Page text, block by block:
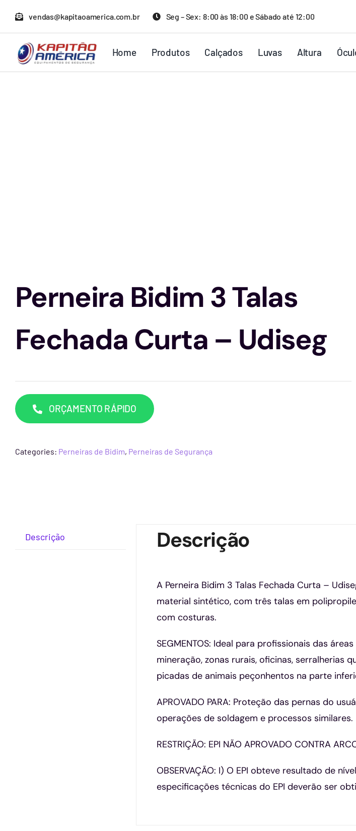
para
conteúdo
vendas@kapitaoamerica.com.br Seg – Sex: 8:00 às 18:00 e Sábado até 12:00
Home Produtos Calçados Luvas Altura
Perneira Bidim 3 Talas
Fechada Curta – Udiseg
ORÇAMENTO RÁPIDO
Categories: Perneiras de Bidim, Perneiras de Segurança
Descrição Descrição
A Perneira Bidim 3 Talas Fechada Curta –
material sintético, com três talas em
com costuras.
SEGMENTOS: Ideal para profissionais das
mineração, zonas rurais, oficinas, serralherias
picadas de animais peçonhentos na parte
APROVADO PARA: Proteção das pernas do
operações de soldagem e processos similares.
RESTRIÇÃO: EPI NÃO APROVADO CONTRA
OBSERVAÇÃO: I) O EPI obteve resultado de
especificações técnicas do EPI deverão ser